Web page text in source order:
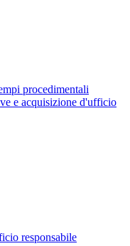
procedimentali
e acquisizione d'ufficio
responsabile